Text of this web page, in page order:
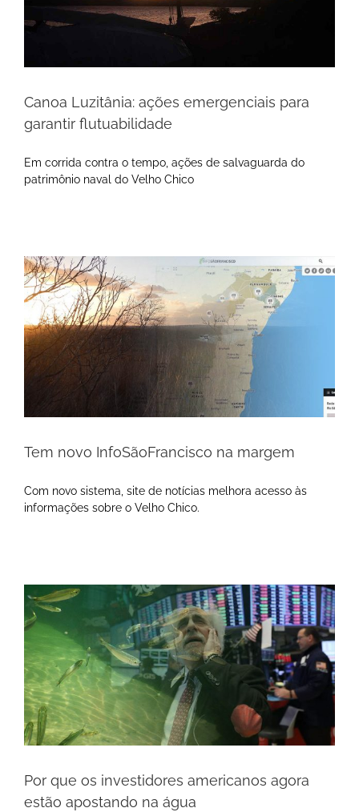
Canoa Luzitânia: ações emergenciais para
garantir flutuabilidade
Em corrida contra o tempo, ações de salvaguarda do
patrimônio naval do Velho Chico
Tem novo InfoSãoFrancisco na margem
Com novo sistema, site de notícias melhora acesso às
informações sobre o Velho Chico.
Por que os investidores americanos agora
estão apostando na água